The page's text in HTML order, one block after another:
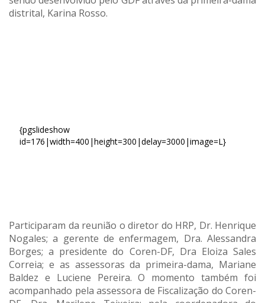
distrital, Karina Rosso.
{pgslideshow
id=176|width=400|height=300|delay=3000|image=L}
Participaram da reunião o diretor do HRP, Dr. Henrique
Nogales; a gerente de enfermagem, Dra. Alessandra
Borges; a presidente do Coren-DF, Dra Eloiza Sales
Correia; e as assessoras da primeira-dama, Mariane
Baldez e Luciene Pereira. O momento também foi
acompanhado pela assessora de Fiscalização do Coren-